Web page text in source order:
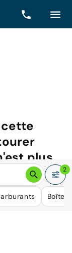
cette
plus
répondre
2
Boîtes